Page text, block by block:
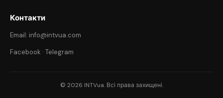
Контакти
Email: info@intvua.com
Facebook · Telegram
© 2026 INTVua. Всі права захищені.